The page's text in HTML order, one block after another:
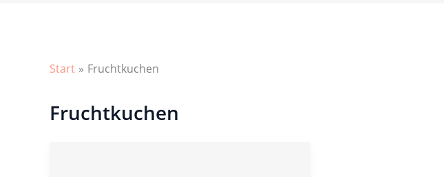
Start Fruchtkuchen
Fruchtkuchen